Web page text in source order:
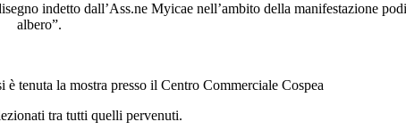
indetto dall’Ass.ne Myicae nell’ambito della manifestazione
albero”.
tenuta la mostra presso il Centro Commerciale Cospea
tra tutti quelli pervenuti.